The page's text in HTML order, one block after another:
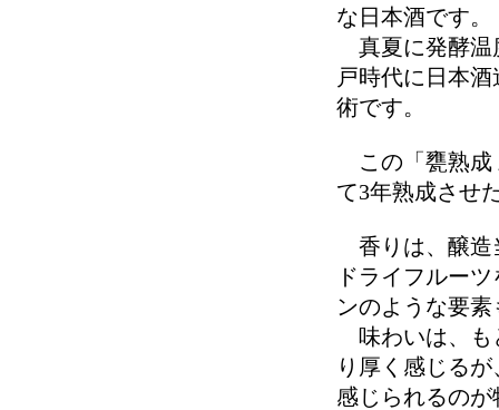
な日本酒です。
真夏に発酵温
戸時代に日本
術です。
この「甕熟成
て3年熟成させ
香りは、醸造
ドライフルー
ンのような要
味わいは、も
り厚く感じる
感じられるの